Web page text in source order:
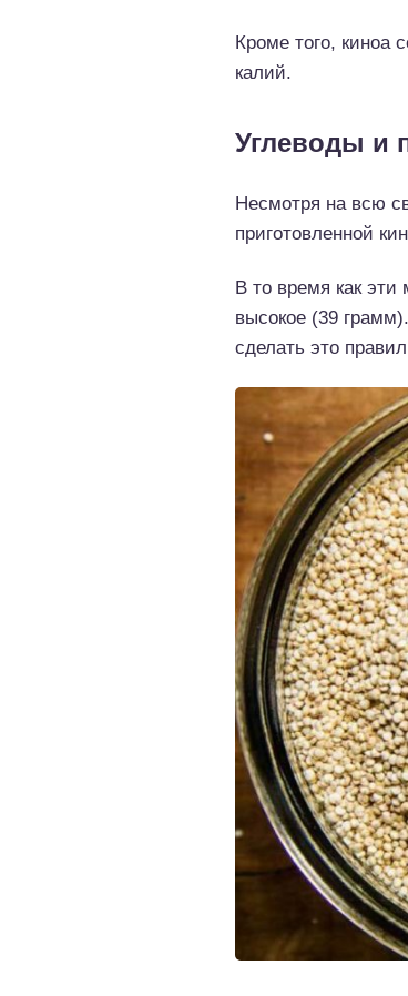
Кроме того, киноа
калий.
Углеводы и
Несмотря на всю
приготовленной
В то время как
высокое (39
сделать это